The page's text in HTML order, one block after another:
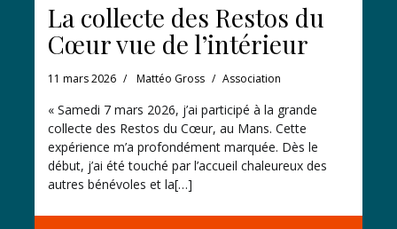
La collecte des Restos du
Cœur vue de l’intérieur
11 mars 2026 Mattéo Gross Association
« Samedi 7 mars 2026, j’ai participé à la grande
collecte des Restos du Cœur, au Mans. Cette
expérience m’a profondément marquée. Dès le
début, j’ai été touché par l’accueil chaleureux des
autres bénévoles et la[…]